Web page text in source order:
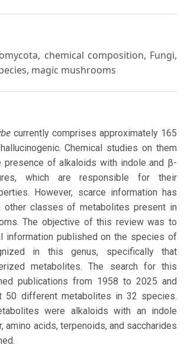
chemical composition, Fungi,
magic mushrooms
currently comprises approximately 165
Chemical studies on them
presence of alkaloids with indole and β-
which are responsible for their
However, scarce information has
other classes of metabolites present in
The objective of this review was to
information published on the species of
in this genus, specifically that
metabolites. The search for this
publications from 1958 to 2025 and
50 different metabolites in 32 species.
were alkaloids with an indole
amino acids, terpenoids, and saccharides